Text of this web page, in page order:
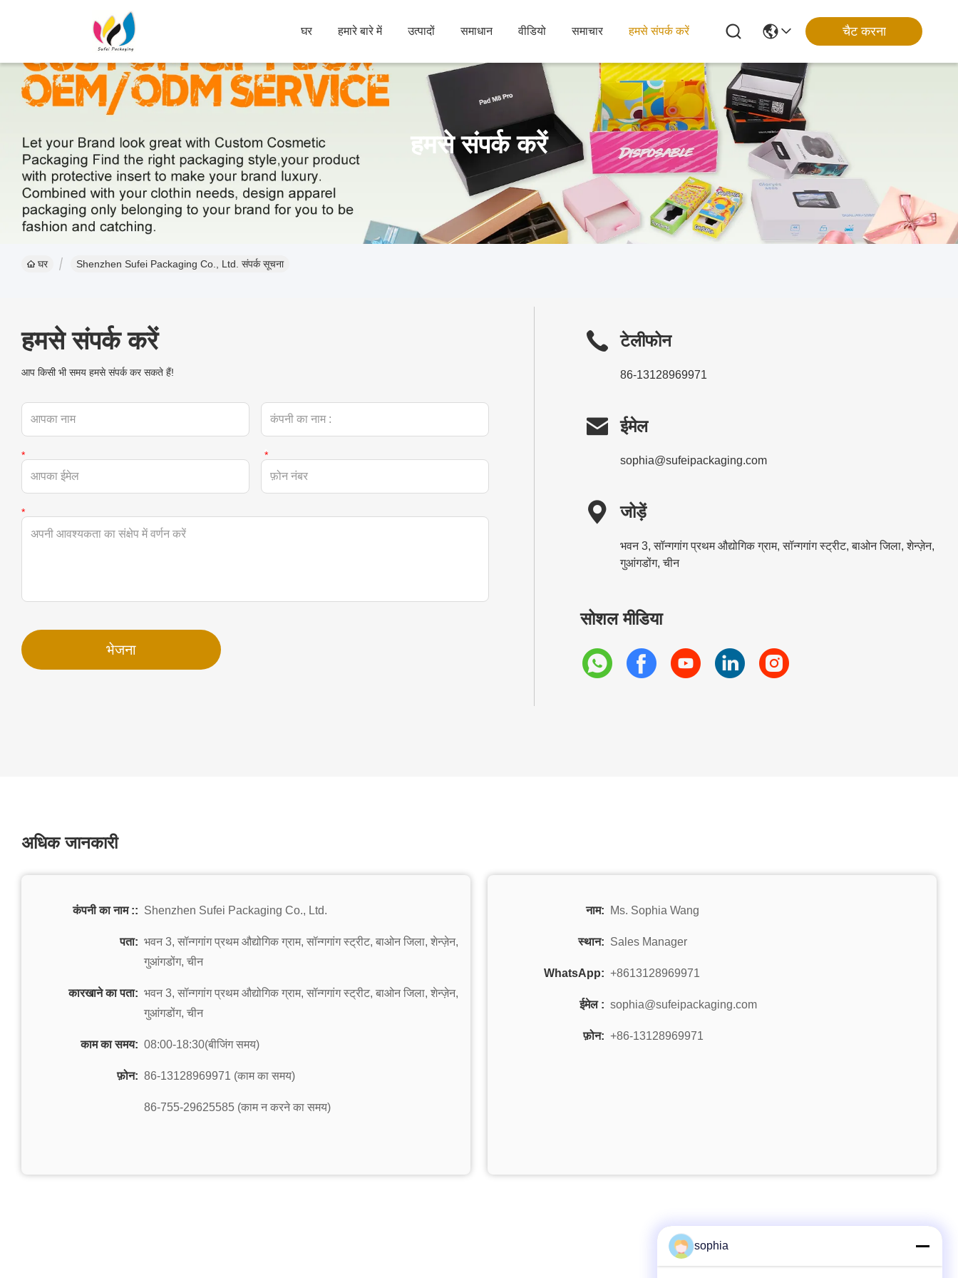
घर हमारे बारे में उत्पादों समाधान वीडियो समाचार हमसे संपर्क करें चैट करना
हमसे संपर्क करें
घर Shenzhen Sufei Packaging Co., Ltd. संपर्क सूचना
हमसे संपर्क करें
आप किसी भी समय हमसे संपर्क कर सकते हैं!
भेजना
टेलीफोन
86-13128969971
 ईमेल
sophia@sufeipackaging.com
 जोड़ें
भवन 3, सॉन्गगांग प्रथम औद्योगिक ग्राम, सॉन्गगांग स्ट्रीट, बाओन जिला, शेन्ज़ेन,
गुआंगडोंग, चीन
सोशल मीडिया
अधिक जानकारी
कंपनी का नाम :: Shenzhen Sufei Packaging Co., Ltd.
पता: भवन 3, सॉन्गगांग प्रथम औद्योगिक ग्राम, सॉन्गगांग स्ट्रीट, बाओन जिला, शेन्ज़ेन,
गुआंगडोंग, चीन
कारखाने का पता: भवन 3, सॉन्गगांग प्रथम औद्योगिक ग्राम, सॉन्गगांग स्ट्रीट, बाओन जिला, शेन्ज़ेन,
गुआंगडोंग, चीन
काम का समय: 08:00-18:30(बीजिंग समय)
फ़ोन: 86-13128969971 (काम का समय)
86-755-29625585 (काम न करने का समय)
नाम: Ms. Sophia Wang
स्थान: Sales Manager
WhatsApp: +8613128969971
ईमेल : sophia@sufeipackaging.com
फ़ोन: +86-13128969971
sophia